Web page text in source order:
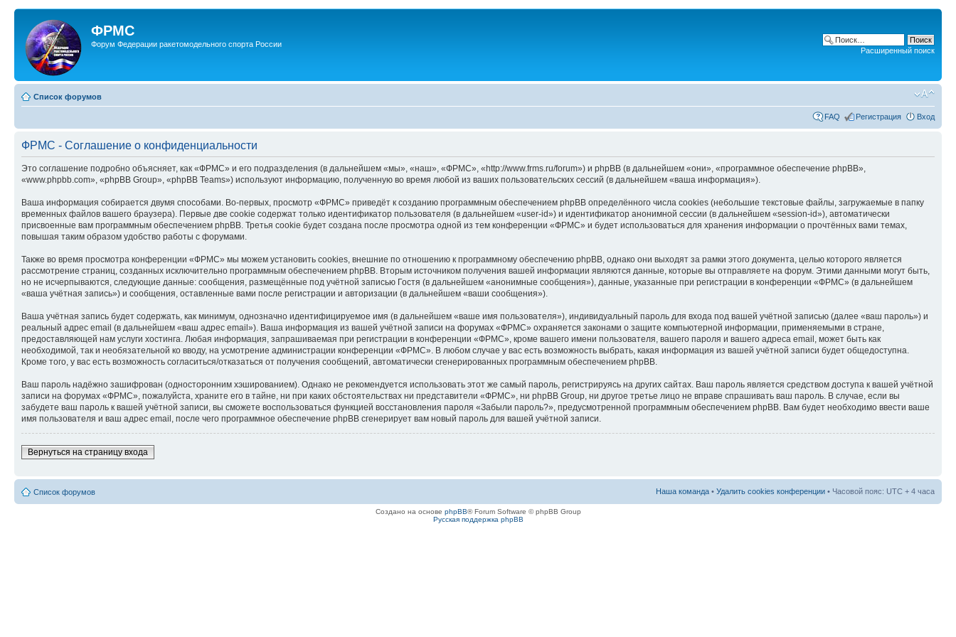
ФРМС
Форум Федерации ракетомодельного спорта России
Расширенный поиск
Список форумов
FAQ Регистрация Вход
ФРМС - Соглашение о конфиденциальности
Это соглашение подробно объясняет, как «ФРМС» и его подразделения (в дальнейшем «мы», «наш», «ФРМС», «http://www.frms.ru/forum») и phpBB (в дальнейшем «они», «программное обеспечение phpBB»,
«www.phpbb.com», «phpBB Group», «phpBB Teams») используют информацию, полученную во время любой из ваших пользовательских сессий (в дальнейшем «ваша информация»).
Ваша информация собирается двумя способами. Во-первых, просмотр «ФРМС» приведёт к созданию программным обеспечением phpBB определённого числа cookies (небольшие текстовые файлы, загружаемые в папку
временных файлов вашего браузера). Первые две cookie содержат только идентификатор пользователя (в дальнейшем «user-id») и идентификатор анонимной сессии (в дальнейшем «session-id»), автоматически
присвоенные вам программным обеспечением phpBB. Третья cookie будет создана после просмотра одной из тем конференции «ФРМС» и будет использоваться для хранения информации о прочтённых вами темах,
повышая таким образом удобство работы с форумами.
Также во время просмотра конференции «ФРМС» мы можем установить cookies, внешние по отношению к программному обеспечению phpBB, однако они выходят за рамки этого документа, целью которого является
рассмотрение страниц, созданных исключительно программным обеспечением phpBB. Вторым источником получения вашей информации являются данные, которые вы отправляете на форум. Этими данными могут быть,
но не исчерпываются, следующие данные: сообщения, размещённые под учётной записью Гостя (в дальнейшем «анонимные сообщения»), данные, указанные при регистрации в конференции «ФРМС» (в дальнейшем
«ваша учётная запись») и сообщения, оставленные вами после регистрации и авторизации (в дальнейшем «ваши сообщения»).
Ваша учётная запись будет содержать, как минимум, однозначно идентифицируемое имя (в дальнейшем «ваше имя пользователя»), индивидуальный пароль для входа под вашей учётной записью (далее «ваш пароль») и
реальный адрес email (в дальнейшем «ваш адрес email»). Ваша информация из вашей учётной записи на форумах «ФРМС» охраняется законами о защите компьютерной информации, применяемыми в стране,
предоставляющей нам услуги хостинга. Любая информация, запрашиваемая при регистрации в конференции «ФРМС», кроме вашего имени пользователя, вашего пароля и вашего адреса email, может быть как
необходимой, так и необязательной ко вводу, на усмотрение администрации конференции «ФРМС». В любом случае у вас есть возможность выбрать, какая информация из вашей учётной записи будет общедоступна.
Кроме того, у вас есть возможность согласиться/отказаться от получения сообщений, автоматически сгенерированных программным обеспечением phpBB.
Ваш пароль надёжно зашифрован (односторонним хэшированием). Однако не рекомендуется использовать этот же самый пароль, регистрируясь на других сайтах. Ваш пароль является средством доступа к вашей учётной
записи на форумах «ФРМС», пожалуйста, храните его в тайне, ни при каких обстоятельствах ни представители «ФРМС», ни phpBB Group, ни другое третье лицо не вправе спрашивать ваш пароль. В случае, если вы
забудете ваш пароль к вашей учётной записи, вы сможете воспользоваться функцией восстановления пароля «Забыли пароль?», предусмотренной программным обеспечением phpBB. Вам будет необходимо ввести ваше
имя пользователя и ваш адрес email, после чего программное обеспечение phpBB сгенерирует вам новый пароль для вашей учётной записи.
Вернуться на страницу входа
Список форумов Наша команда • Удалить cookies конференции • Часовой пояс: UTC + 4 часа
Создано на основе phpBB® Forum Software © phpBB Group
Русская поддержка phpBB